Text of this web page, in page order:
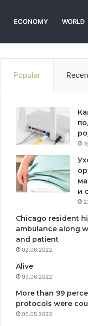
ECONOMY WORLD
Popular
и
Chicago resident
ambulance along
and patient
02.06.2022
Alive
03.06.2022
More than 99
protocols were
06.05.2022